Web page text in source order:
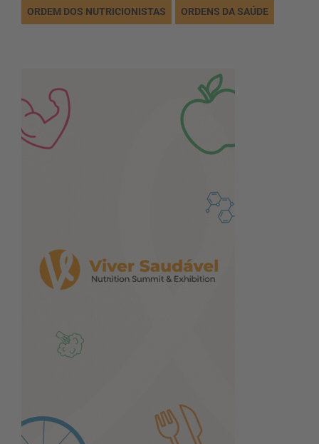
ORDEM DOS NUTRICIONISTAS ORDENS DA SAÚDE